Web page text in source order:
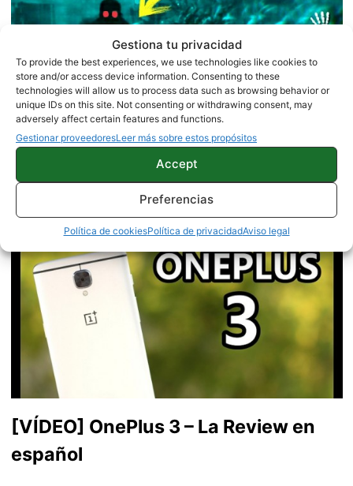
Gestiona tu privacidad
To provide the best experiences, we use technologies like cookies to
store and/or access device information. Consenting to these
technologies will allow us to process data such as browsing behavior or
unique IDs on this site. Not consenting or withdrawing consent, may
adversely affect certain features and functions.
Gestionar proveedoresLeer más sobre estos propósitos
Accept
Preferencias
Política de cookiesPolítica de privacidadAviso legal
Mejores juegos de terror para
[VÍDEO] OnePlus 3 – La Review en
español